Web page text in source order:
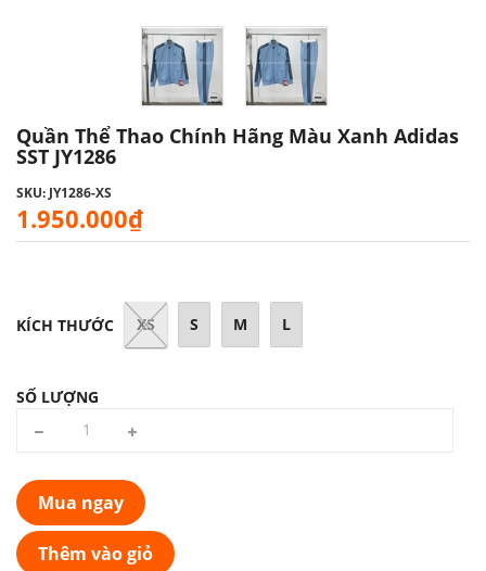
Quần Thể Thao Chính Hãng Màu Xanh Adidas
SST JY1286
SKU: JY1286-XS
1.950.000₫
KÍCH THƯỚC XS S M L
SỐ LƯỢNG
Mua ngay
Thêm vào giỏ